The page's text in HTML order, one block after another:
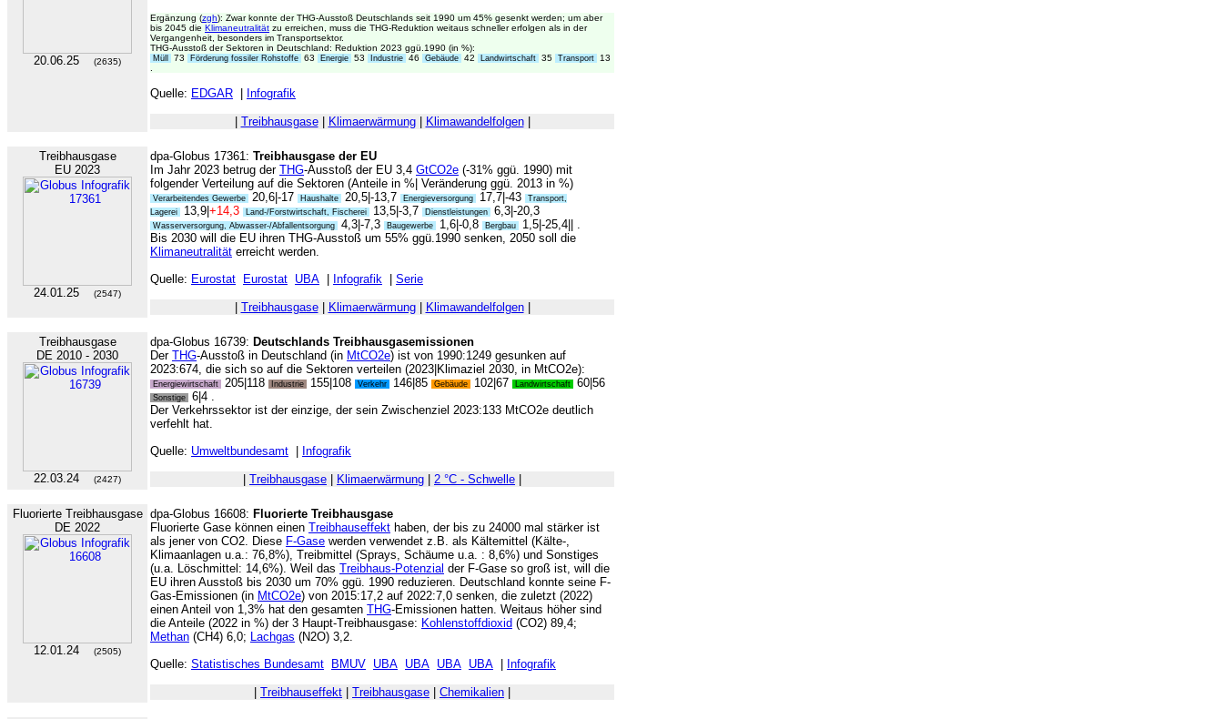
20.06.25 (2635)
Ergänzung (zgh): Zwar konnte der THG-Ausstoß Deutschlands seit 1990 um 45% gesenkt werden; um aber
bis 2045 die Klimaneutralität zu erreichen, muss die THG-Reduktion weitaus schneller erfolgen als in der
Vergangenheit, besonders im Transportsektor.
THG-Ausstoß der Sektoren in Deutschland: Reduktion 2023 ggü.1990 (in %):
Müll 73 Förderung fossiler Rohstoffe 63 Energie 53 Industrie 46 Gebäude 42 Landwirtschaft 35 Transport
13
Quelle: EDGAR Infografik
Treibhausgase| Klimaerwärmung| Klimawandelfolgen|
Treibhausgase
EU 2023
24.01.25 (2547)
dpa-Globus 17361: Treibhausgase der EU
Im Jahr 2023 betrug der THG-Ausstoß der EU 3,4 GtCO2e (-31% ggü. 1990) mit
folgender Verteilung auf die Sektoren (Anteile in %| Veränderung ggü. 2013 in %)
Verarbeitendes Gewerbe 20,6|-17 Haushalte 20,5|-13,7 Energieversorgung 17,7|-43
Transport,
Lagerei
13,9| +14,3 Land-/Forstwirtschaft, Fischerei 13,5|-3,7 Dienstleistungen 6,3|-20,3
Wasserversorgung, Abwasser-/Abfallentsorgung 4,3|-7,3 Baugewerbe 1,6|-0,8 Bergbau
1,5|-25,4|| .
Bis 2030 will die EU ihren THG-Ausstoß um 55% ggü.1990 senken, 2050 soll die
Klimaneutralität erreicht werden.
Quelle: Eurostat Eurostat UBA Infografik Serie
Treibhausgase| Klimaerwärmung| Klimawandelfolgen|
Treibhausgase
DE 2010 - 2030
22.03.24 (2427)
dpa-Globus 16739: Deutschlands Treibhausgasemissionen
Der THG-Ausstoß in Deutschland (in MtCO2e) ist von 1990:1249 gesunken auf
2023:674, die sich so auf die Sektoren verteilen (2023|Klimaziel 2030, in MtCO2e):
Energiewirtschaft 205|118 Industrie 155|108 Verkehr 146|85 Gebäude 102|67 Landwirtschaft 60|56
Sonstige
6|4 .
Der Verkehrssektor ist der einzige, der sein Zwischenziel 2023:133 MtCO2e deutlich
verfehlt hat.
Quelle: Umweltbundesamt Infografik
Treibhausgase Klimaerwärmung 2 °C - Schwelle
Fluorierte Treibhausgase
DE 2022
12.01.24 (2505)
dpa-Globus 16608: Fluorierte Treibhausgase
Fluorierte Gase können einen Treibhauseffekt haben, der bis zu 24000 mal stärker ist
als jener von CO2. Diese F-Gase werden verwendet z.B. als Kältemittel (Kälte-,
Klimaanlagen u.a.: 76,8%), Treibmittel (Sprays, Schäume u.a. : 8,6%) und Sonstiges
(u.a. Löschmittel: 14,6%). Weil das Treibhaus-Potenzial der F-Gase so groß ist, will die
EU ihren Ausstoß bis 2030 um 70% ggü. 1990 reduzieren. Deutschland konnte seine F-
Gas-Emissionen (in MtCO2e) von 2015:17,2 auf 2022:7,0 senken, die zuletzt (2022)
einen Anteil von 1,3% hat den gesamten THG-Emissionen hatten. Weitaus höher sind
die Anteile (2022 in %) der 3 Haupt-Treibhausgase: Kohlenstoffdioxid (CO2) 89,4;
Methan (CH4) 6,0; Lachgas (N2O) 3,2.
Quelle: Statistisches Bundesamt BMUV UBA UBA UBA UBA Infografik
Treibhauseffekt Treibhausgase Chemikalien